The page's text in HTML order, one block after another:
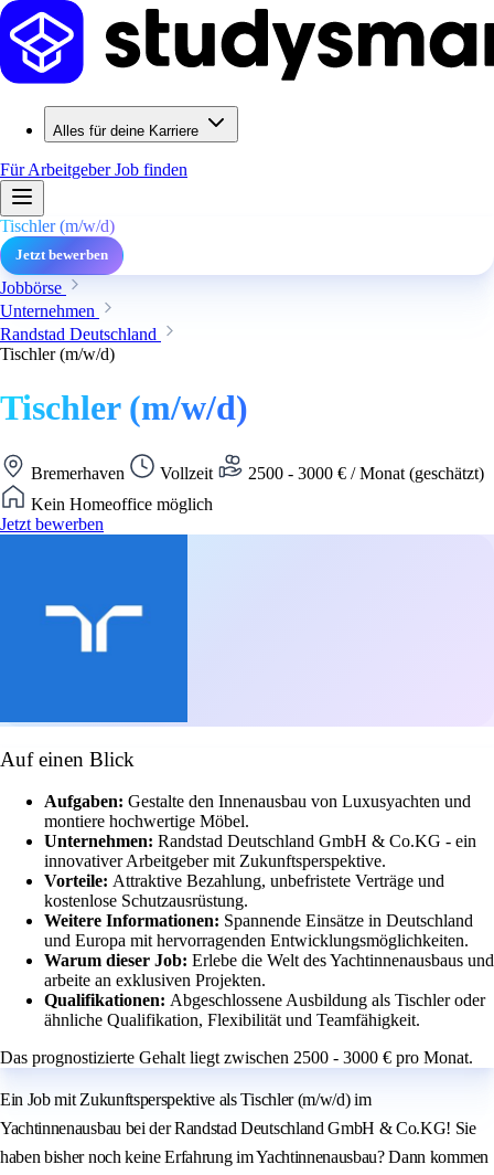
Alles für deine Karriere
Für ArbeitgeberJob finden
Tischler (m/w/d)
Jetzt bewerben
Jobbörse
Unternehmen
Randstad Deutschland
Tischler (m/w/d)
Tischler (m/w/d)
Bremerhaven Vollzeit
2500 - 3000 € / Monat (geschätzt)
Kein Homeoffice möglich
Jetzt bewerben
Auf einen Blick
Aufgaben: Gestalte den Innenausbau von Luxusyachten und
montiere hochwertige Möbel.
Unternehmen: Randstad Deutschland GmbH & Co.KG - ein
innovativer Arbeitgeber mit Zukunftsperspektive.
Vorteile: Attraktive Bezahlung, unbefristete Verträge und
kostenlose Schutzausrüstung.
Weitere Informationen: Spannende Einsätze in Deutschland
und Europa mit hervorragenden Entwicklungsmöglichkeiten.
Warum dieser Job: Erlebe die Welt des Yachtinnenausbaus und
arbeite an exklusiven Projekten.
Qualifikationen: Abgeschlossene Ausbildung als Tischler oder
ähnliche Qualifikation, Flexibilität und Teamfähigkeit.
Das prognostizierte Gehalt liegt zwischen 2500 - 3000 € pro Monat.
Ein Job mit Zukunftsperspektive als Tischler (m/w/d) im
Yachtinnenausbau bei der Randstad Deutschland GmbH & Co.KG! Sie
haben bisher noch keine Erfahrung im Yachtinnenausbau? Dann kommen